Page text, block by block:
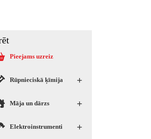
Pieejams uzreiz
+
Rūpnieciskā ķīmija
+
Māja un dārzs
+
Elektroinstrumenti